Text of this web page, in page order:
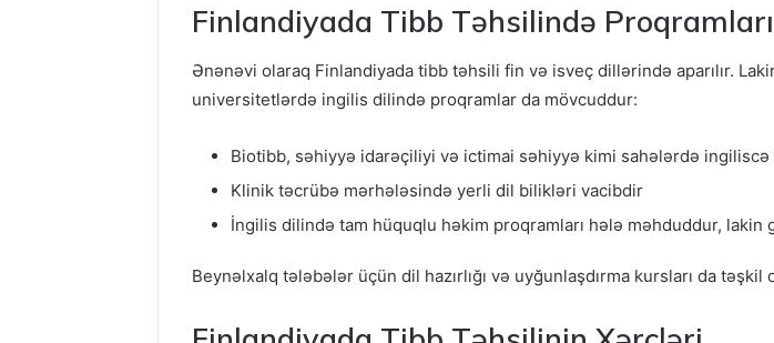
Finlandiyada Tibb Təhsilində
Ənənəvi olaraq Finlandiyada tibb təhsili fin və isveç dillərində aparılır.
universitetlərdə ingilis dilində proqramlar da mövcuddur:
Biotibb, səhiyyə idarəçiliyi və ictimai səhiyyə kimi sahələrdə
Klinik təcrübə mərhələsində yerli dil bilikləri vacibdir
İngilis dilində tam hüquqlu həkim proqramları hələ məhduddur,
Beynəlxalq tələbələr üçün dil hazırlığı və uyğunlaşdırma kursları da təşkil